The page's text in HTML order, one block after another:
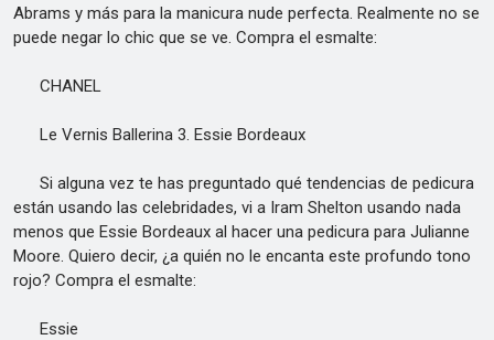
Abrams y más para la manicura nude perfecta. Realmente no se
puede negar lo chic que se ve. Compra el esmalte:
CHANEL
Le Vernis Ballerina 3. Essie Bordeaux
Si alguna vez te has preguntado qué tendencias de pedicura
están usando las celebridades, vi a Iram Shelton usando nada
menos que Essie Bordeaux al hacer una pedicura para Julianne
Moore. Quiero decir, ¿a quién no le encanta este profundo tono
rojo? Compra el esmalte:
Essie